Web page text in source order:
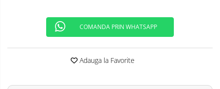
COMANDA PRIN WHATSAPP
Adauga la Favorite